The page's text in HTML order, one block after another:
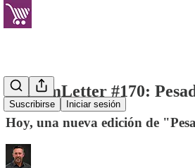
Suscribirse Iniciar sesión
EcommLetter #170:
Hoy, una nueva edición de